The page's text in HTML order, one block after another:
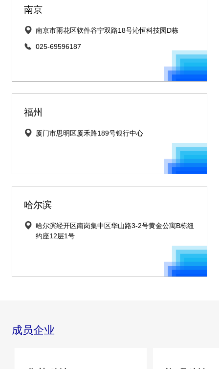
南京
南京市雨花区软件谷宁双路18号沁恒科技园D栋
025-69596187
福州
厦门市思明区厦禾路189号银行中心
哈尔滨
哈尔滨经开区南岗集中区华山路3-2号黄金公寓B栋纽
约座12层1号
成员企业